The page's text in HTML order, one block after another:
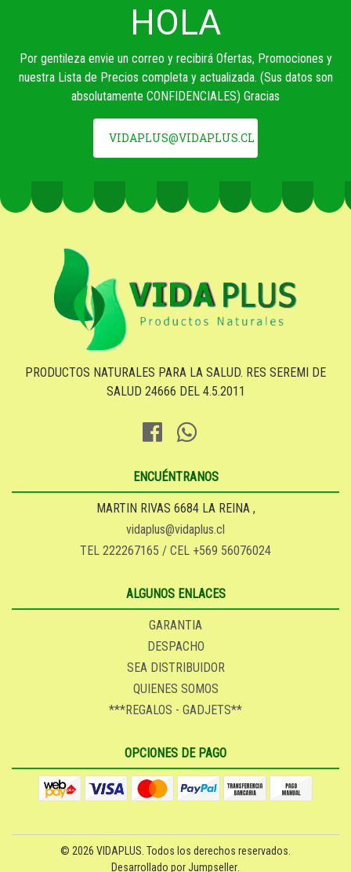
HOLA
Por gentileza envie un correo y recibirá Ofertas, Promociones y
nuestra Lista de Precios completa y actualizada. (Sus datos son
absolutamente CONFIDENCIALES) Gracias
VIDAPLUS@VIDAPLUS.CL
PRODUCTOS NATURALES PARA LA SALUD. RES SEREMI DE
SALUD 24666 DEL 4.5.2011
ENCUÉNTRANOS
MARTIN RIVAS 6684 LA REINA ,
vidaplus@vidaplus.cl
TEL 222267165 / CEL +569 56076024
ALGUNOS ENLACES
GARANTIA
DESPACHO
SEA DISTRIBUIDOR
QUIENES SOMOS
***REGALOS - GADJETS**
OPCIONES DE PAGO
© 2026 VIDAPLUS. Todos los derechos reservados.
Desarrollado por Jumpseller.